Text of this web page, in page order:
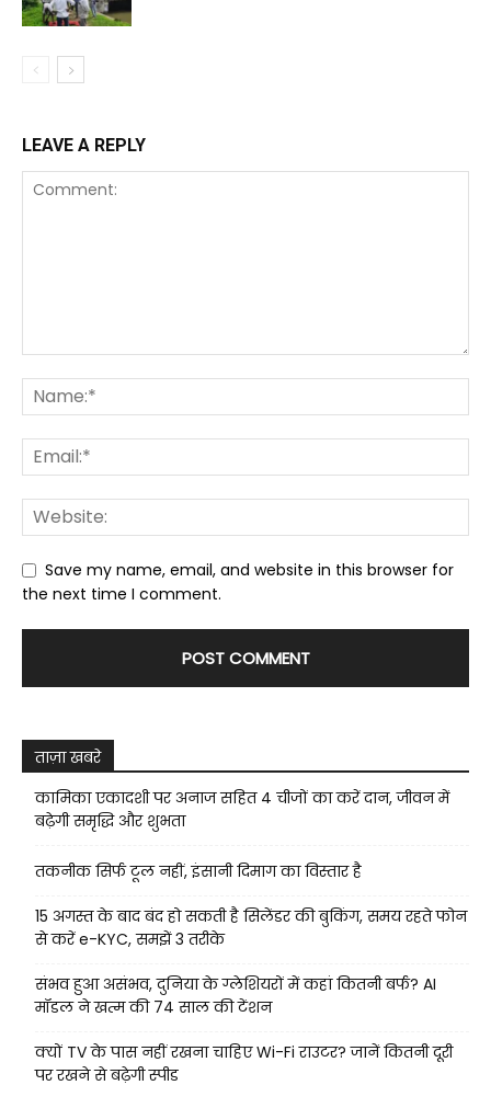
LEAVE A REPLY
Save my name, email, and website in this browser for
the next time I comment.
ताज़ा खबरे
कामिका एकादशी पर अनाज सहित 4 चीजों का करें दान, जीवन में
बढ़ेगी समृद्धि और शुभता
तकनीक सिर्फ टूल नहीं, इंसानी दिमाग का विस्तार है
15 अगस्त के बाद बंद हो सकती है सिलेंडर की बुकिंग, समय रहते फोन
से करें e-KYC, समझें 3 तरीके
संभव हुआ असंभव, दुनिया के ग्लेशियरों में कहां कितनी बर्फ? AI
मॉडल ने खत्म की 74 साल की टेंशन
क्यों TV के पास नहीं रखना चाहिए Wi-Fi राउटर? जानें कितनी दूरी
पर रखने से बढ़ेगी स्पीड